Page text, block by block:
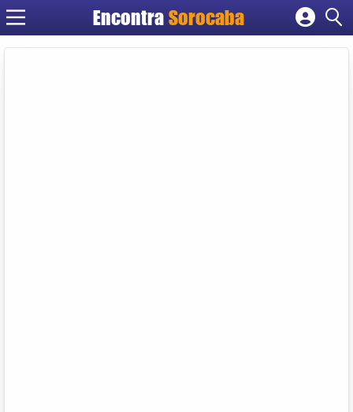
EncontraSorocaba
Cadastrar empresa